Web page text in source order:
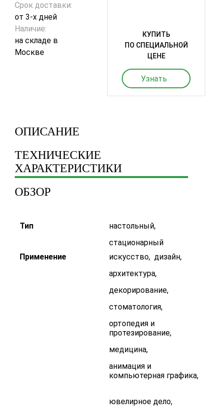
Срок доставки:
от 3-х дней
Наличие:
на складе в
Москве
КУПИТЬ
ПО СПЕЦИАЛЬНОЙ
ЦЕНЕ
Узнать
ОПИСАНИЕ
ТЕХНИЧЕСКИЕ
ХАРАКТЕРИСТИКИ
ОБЗОР
Тип настольный,
стационарный
Применение
искусство, дизайн,
архитектура,
декорирование,
стоматология,
ортопедия и
протезирование,
медицина,
анимация и
компьютерная графика,
ювелирное дело,